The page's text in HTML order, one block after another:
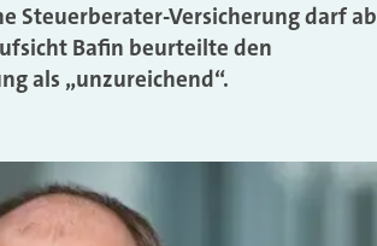
Steuerberater-Versicherung darf ab
Bafin beurteilte den
als „unzureichend“.